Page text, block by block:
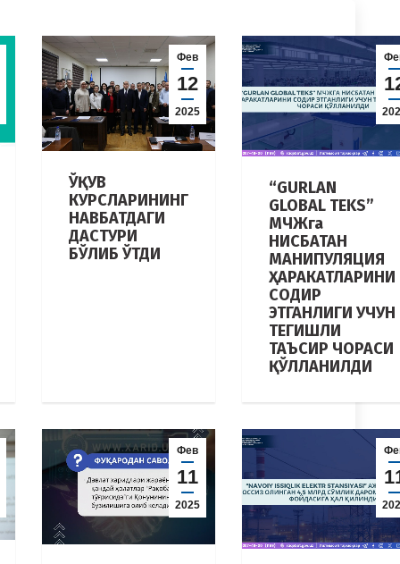
Фев
12
2025
ЎҚУВ
КУРСЛАРИНИНГ
НАВБАТДАГИ
ДАСТУРИ
БЎЛИБ ЎТДИ
“GURLAN
GLOBAL TEKS”
МЧЖга
НИСБАТАН
МАНИПУЛЯЦИЯ
ҲАРАКАТЛАРИНИ
СОДИР
ЭТГАНЛИГИ УЧУН
ТЕГИШЛИ
ТАЪСИР ЧОРАСИ
ҚЎЛЛАНИЛДИ
Фев
11
2025